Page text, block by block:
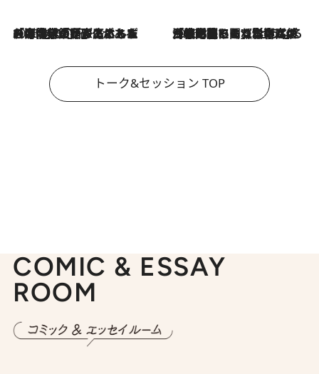
2026.8.3
「今後値上げがあるとすれば…」「リスクがあるのは今年の冬」エネルギー専門家が語る、ホルムズ海峡封鎖が家庭にもたらす“ある心配” 2026.8.3
「住宅建てられない…」「サーチャージ料の高値が続いている」ホルムズ海峡封鎖による影響はいつまで続く？《エネルギー専門家に聞く“どうなる日本の暮らし”》
トーク&セッション TOP
COMIC & ESSAY
ROOM